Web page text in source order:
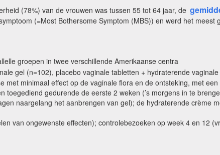
(78%) van de vrouwen was tussen 55 tot 64 jaar, de
(=Most Bothersome Symptom (MBS)) en werd het meest
groepen in twee verschillende Amerikaanse centra
gel (n=102), placebo vaginale tabletten + hydraterende
minimaal effect op de vaginale flora en de ontsteking, met
gedurende de eerste 2 weken (’s morgens in te
naargelang het aanbrengen van gel); de hydraterende crème
van ongewenste effecten); controlebezoeken op week 4 en 12